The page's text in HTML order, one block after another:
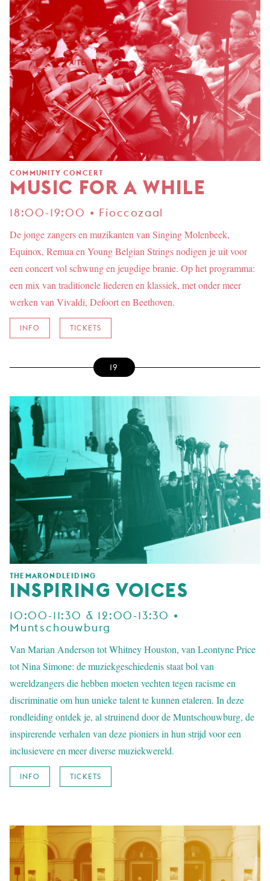
COMMUNITY CONCERT
MUSIC FOR A WHILE
18:00-19:00 • Fioccozaal
De jonge zangers en muzikanten van Singing Molenbeek,
Equinox, Remua en Young Belgian Strings nodigen je uit voor
een concert vol schwung en jeugdige branie. Op het programma:
een mix van traditionele liederen en klassiek, met onder meer
werken van Vivaldi, Defoort en Beethoven.
INFO TICKETS
19
THEMARONDLEIDING
INSPIRING VOICES
10:00-11:30 & 12:00-13:30 •
Muntschouwburg
Van Marian Anderson tot Whitney Houston, van Leontyne Price
tot Nina Simone: de muziekgeschiedenis staat bol van
wereldzangers die hebben moeten vechten tegen racisme en
discriminatie om hun unieke talent te kunnen etaleren. In deze
rondleiding ontdek je, al struinend door de Muntschouwburg, de
inspirerende verhalen van deze pioniers in hun strijd voor een
inclusievere en meer diverse muziekwereld.
INFO TICKETS